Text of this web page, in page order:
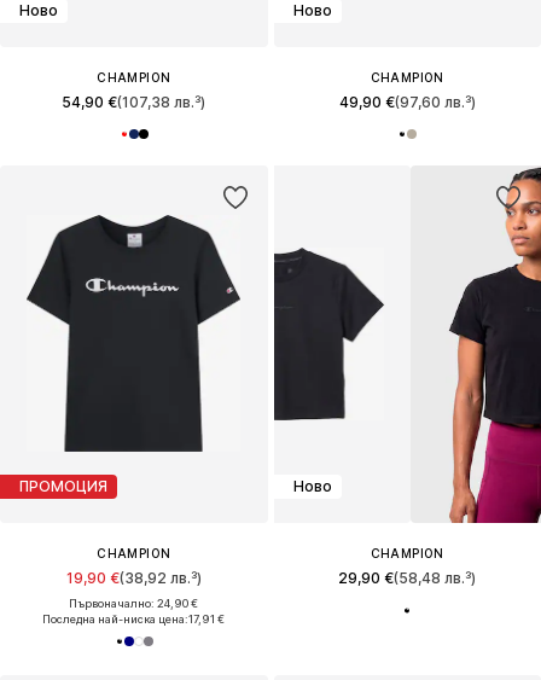
Ново
CHAMPION
54,90 €(107,38 лв.³)
Ново
CHAMPION
49,90 €(97,60 лв.³)
ПРОМОЦИЯ
CHAMPION
19,90 €(38,92 лв.³)
Първоначално: 24,90 €
Последна най-ниска цена:17,91 €
Ново
CHAMPION
29,90 €(58,48 лв.³)